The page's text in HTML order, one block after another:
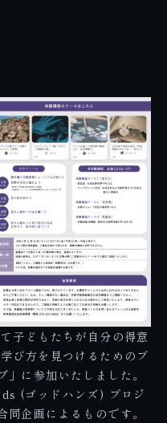
子どもたちが自分の得意
び方を見つけるためのプ
に参加いたしました。
(ゴッドハンズ) プロジ
企画によるものです。